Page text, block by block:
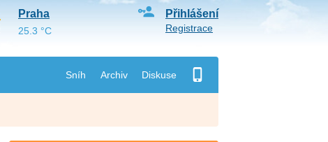
Sníh Archiv Diskuse
Přihlášení
Registrace
Praha
25.3 °C